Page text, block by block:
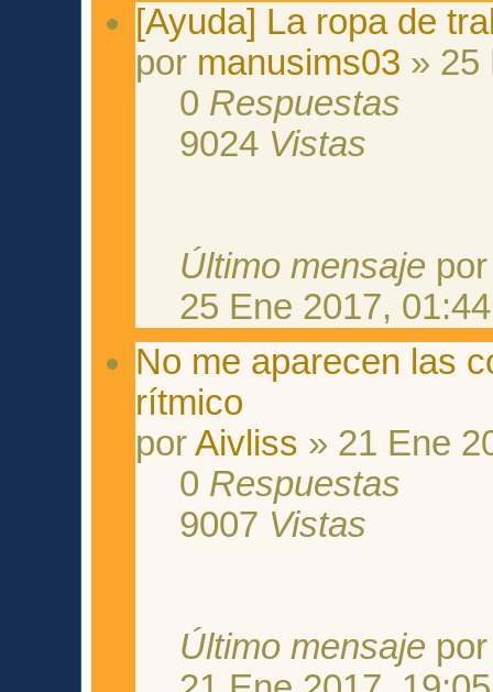
[Ayuda] La ropa de
por manusims03 » 25
0 Respuestas
9024 Vistas
Último mensaje
25 Ene 2017, 01:44
No me aparecen las
rítmico
porAivliss » 21 Ene
0 Respuestas
9007 Vistas
Último mensaje